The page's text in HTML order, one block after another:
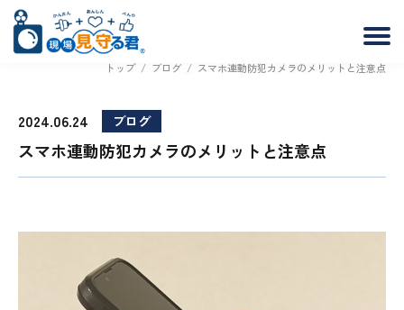
トップ / ブログ / スマホ連動防犯カメラのメリットと注意点
2024.06.24 ブログ
スマホ連動防犯カメラのメリットと注意点